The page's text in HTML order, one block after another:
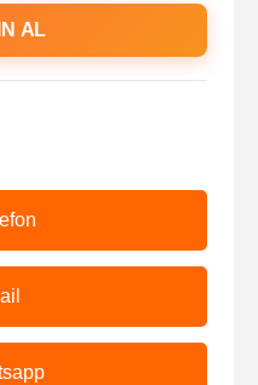
AL